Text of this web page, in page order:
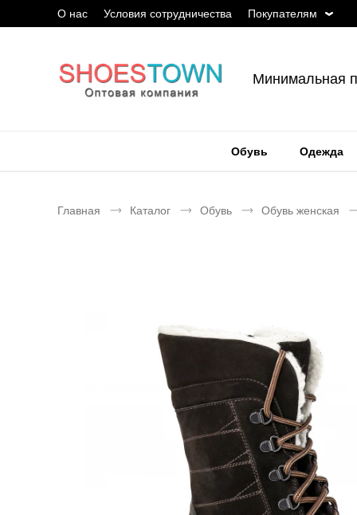
О нас Условия сотрудничества Покупателям
Минимальная
Обувь Одежда
Главная Каталог Обувь Обувь женская